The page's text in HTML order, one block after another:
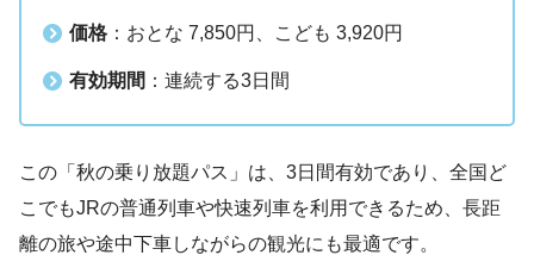
価格 ：おとな 7,850円、こども 3,920円
有効期間 ：連続する3日間
この「秋の乗り放題パス」は、3日間有効であり、全国ど
こでもJRの普通列車や快速列車を利用できるため、長距
離の旅や途中下車しながらの観光にも最適です。